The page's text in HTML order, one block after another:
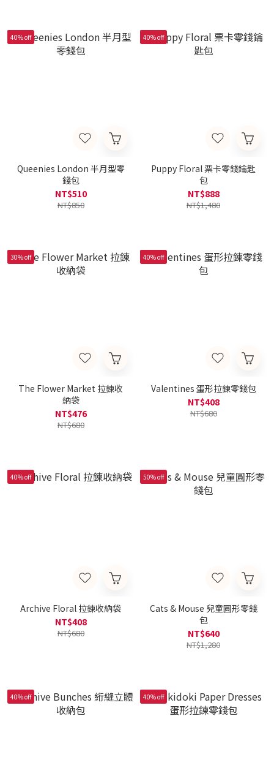
40% off
Queenies London 半月型零
錢包
NT$510
NT$850
40% off
Puppy Floral 票卡零錢鑰匙
包
NT$888
NT$1,480
30% off
The Flower Market 拉鍊收
納袋
NT$476
NT$680
40% off
Valentines 蛋形拉鍊零錢包
NT$408
NT$680
40% off
Archive Floral 拉鍊收納袋
NT$408
NT$680
50% off
Cats & Mouse 兒童圓形零錢
包
NT$640
NT$1,280
40% off 40% off